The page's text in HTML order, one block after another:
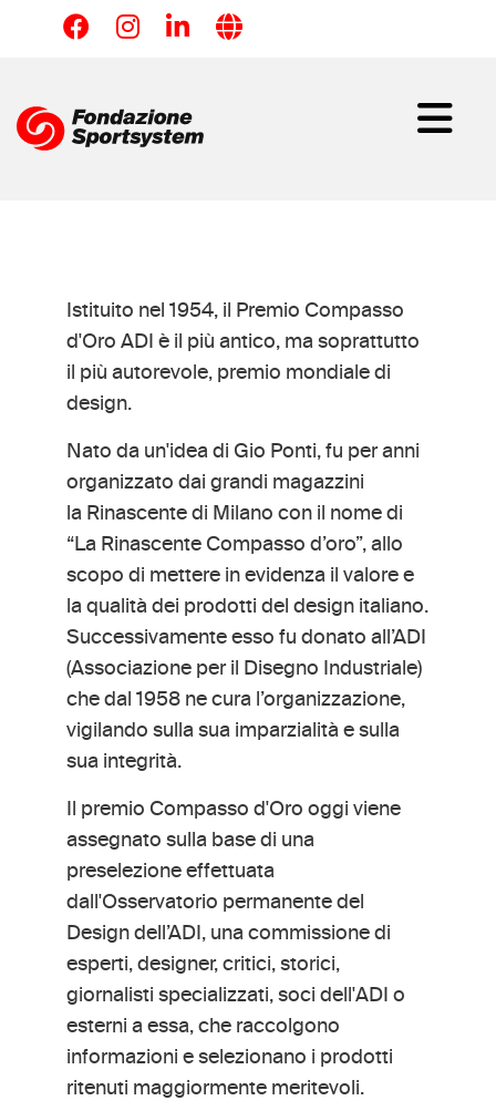
principale
Istituito nel 1954, il Premio Compasso
d'Oro ADI è il più antico, ma soprattutto
il più autorevole, premio mondiale di
design.
Nato da un'idea di Gio Ponti, fu per anni
organizzato dai grandi magazzini
la Rinascente di Milano con il nome di
“La Rinascente Compasso d’oro”, allo
scopo di mettere in evidenza il valore e
la qualità dei prodotti del design italiano.
Successivamente esso fu donato all’ADI
(Associazione per il Disegno Industriale)
che dal 1958 ne cura l’organizzazione,
vigilando sulla sua imparzialità e sulla
sua integrità.
Il premio Compasso d'Oro oggi viene
assegnato sulla base di una
preselezione effettuata
dall'Osservatorio permanente del
Design dell’ADI, una commissione di
esperti, designer, critici, storici,
giornalisti specializzati, soci dell'ADI o
esterni a essa, che raccolgono
informazioni e selezionano i prodotti
ritenuti maggiormente meritevoli.